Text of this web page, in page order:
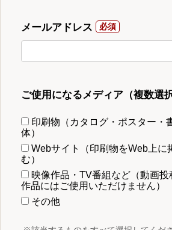
メールアドレス
ご使用になるメディア（複数選択
印刷物（カタログ・ポスター・
体）
Webサイト（印刷物をWeb上に
む）
映像作品・TV番組など（動画
作品にはご使用いただけません）
その他